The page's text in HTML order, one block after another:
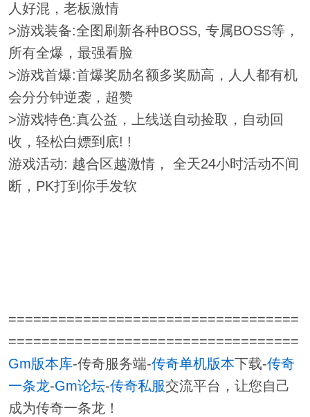
人好混，老板激情
>游戏装备:全图刷新各种BOSS, 专属BOSS等，
所有全爆，最强看脸
>游戏首爆:首爆奖励名额多奖励高，人人都有机
会分分钟逆袭，超赞
>游戏特色:真公益，上线送自动捡取，自动回
收，轻松白嫖到底! !
游戏活动: 越合区越激情， 全天24小时活动不间
断，PK打到你手发软
===================================
===================================
Gm版本库-传奇服务端-传奇单机版本下载-传奇
一条龙-Gm论坛-传奇私服交流平台，让您自己
成为传奇一条龙！